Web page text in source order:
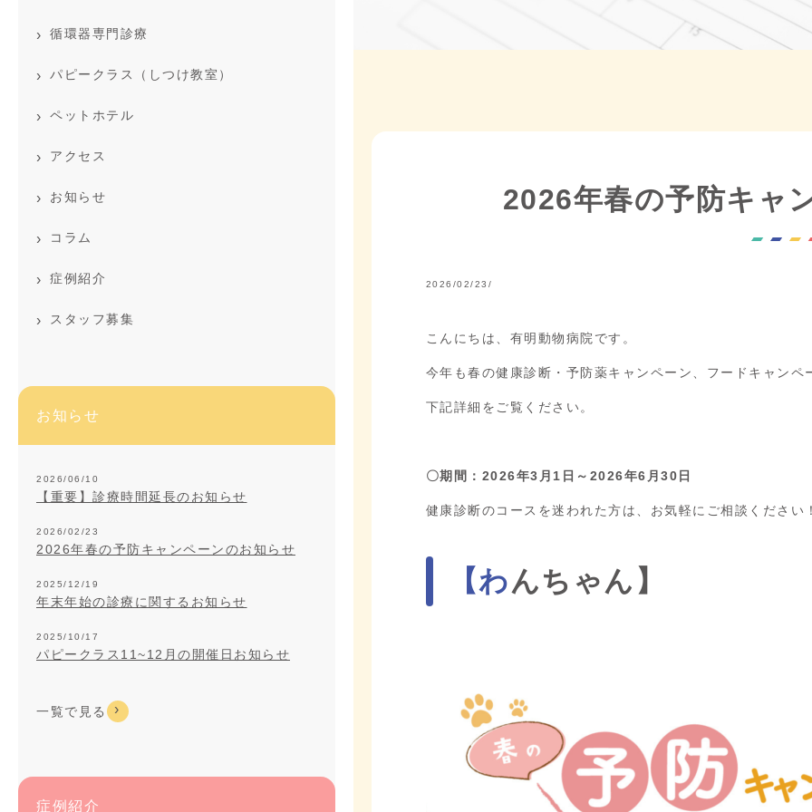
2026年春の予防キャ
2026/02/23/
こんにちは、有明動物病院です。
今年も春の健康診断・予防薬キャンペーン、フードキャンペ
下記詳細をご覧ください。
〇期間：2026年3月1日～2026年6月30日
健康診断のコースを迷われた方は、お気軽にご相談ください
【わんちゃん】
循環器専門診療
パピークラス（しつけ教室）
ペットホテル
アクセス
お知らせ
コラム
症例紹介
スタッフ募集
お知らせ
2026/06/10
【重要】診療時間延長のお知らせ
2026/02/23
2026年春の予防キャンペーンのお知らせ
2025/12/19
年末年始の診療に関するお知らせ
2025/10/17
パピークラス11~12月の開催日お知らせ
一覧で見る
症例紹介